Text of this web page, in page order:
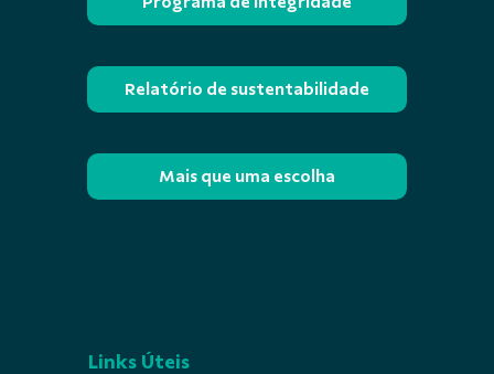
Relatório de sustentabilidade
Mais que uma escolha
Links Úteis